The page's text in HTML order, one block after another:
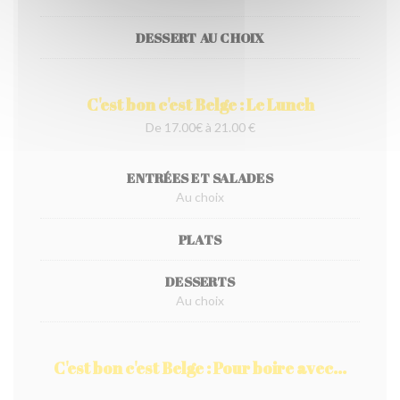
DESSERT AU CHOIX
C'est bon c'est Belge : Le Lunch
De 17.00€ à 21.00 €
ENTRÉES ET SALADES
Au choix
PLATS
DESSERTS
Au choix
C'est bon c'est Belge : Pour boire avec...